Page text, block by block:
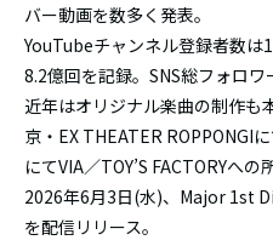
バー動画を数多く発表。
YouTubeチャンネル登録者数
8.2億回を記録。SNS総フォロワ
近年はオリジナル楽曲の制作も
京・EX THEATER ROPPONGI
にてVIA／TOY’S FACTORYへの
2026年6月3日(水)、Major 1st
を配信リリース。